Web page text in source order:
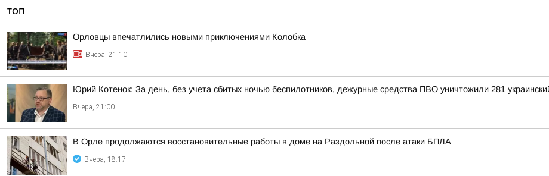
ТОП
Орловцы впечатлились новыми приключениями Колобка
Вчера, 21:10
Юрий Котенок: За день, без учета сбитых ночью беспилотников, дежурные средства ПВО уничтожили 281
Вчера, 21:00
В Орле продолжаются восстановительные работы в доме на Раздольной после атаки БПЛА
Вчера, 18:17